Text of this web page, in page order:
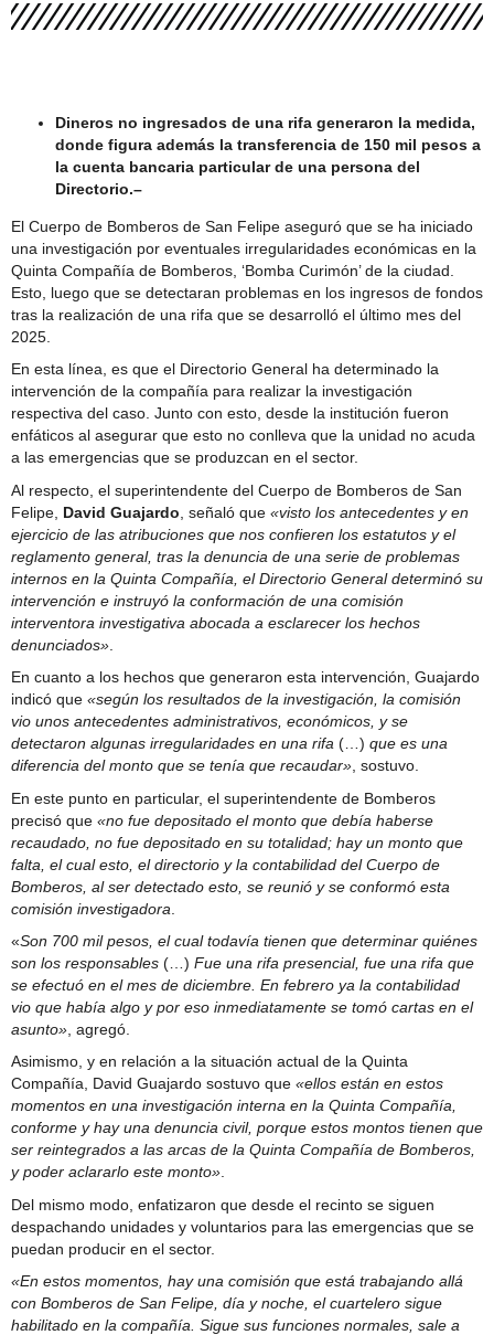
con gran presencia de hinchas
Dineros no ingresados de una rifa generaron la medida,
donde figura además la transferencia de 150 mil pesos a
la cuenta bancaria particular de una persona del
Directorio.–
El Cuerpo de Bomberos de San Felipe aseguró que se ha iniciado
una investigación por eventuales irregularidades económicas en la
Quinta Compañía de Bomberos, ‘Bomba Curimón’ de la ciudad.
Esto, luego que se detectaran problemas en los ingresos de fondos
tras la realización de una rifa que se desarrolló el último mes del
2025.
En esta línea, es que el Directorio General ha determinado la
intervención de la compañía para realizar la investigación
respectiva del caso. Junto con esto, desde la institución fueron
enfáticos al asegurar que esto no conlleva que la unidad no acuda
a las emergencias que se produzcan en el sector.
Al respecto, el superintendente del Cuerpo de Bomberos de San
Felipe, David Guajardo , señaló que «visto los antecedentes y en
ejercicio de las atribuciones que nos confieren los estatutos y el
reglamento general, tras la denuncia de una serie de problemas
internos en la Quinta Compañía, el Directorio General determinó su
intervención e instruyó la conformación de una comisión
interventora investigativa abocada a esclarecer los hechos
denunciados»
En cuanto a los hechos que generaron esta intervención, Guajardo
indicó que «según los resultados de la investigación, la comisión
vio unos antecedentes administrativos, económicos, y se
detectaron algunas irregularidades en una rifa (…) que es una
diferencia del monto que se tenía que recaudar» , sostuvo.
En este punto en particular, el superintendente de Bomberos
precisó que «no fue depositado el monto que debía haberse
recaudado, no fue depositado en su totalidad; hay un monto que
falta, el cual esto, el directorio y la contabilidad del Cuerpo de
Bomberos, al ser detectado esto, se reunió y se conformó esta
comisión investigadora
«Son 700 mil pesos, el cual todavía tienen que determinar quiénes
son los responsables (…) Fue una rifa presencial, fue una rifa que
se efectuó en el mes de diciembre. En febrero ya la contabilidad
vio que había algo y por eso inmediatamente se tomó cartas en el
asunto» , agregó.
Asimismo, y en relación a la situación actual de la Quinta
Compañía, David Guajardo sostuvo que «ellos están en estos
momentos en una investigación interna en la Quinta Compañía,
conforme y hay una denuncia civil, porque estos montos tienen que
ser reintegrados a las arcas de la Quinta Compañía de Bomberos,
y poder aclararlo este monto».
Del mismo modo, enfatizaron que desde el recinto se siguen
despachando unidades y voluntarios para las emergencias que se
puedan producir en el sector.
«En estos momentos, hay una comisión que está trabajando allá
con Bomberos de San Felipe, día y noche, el cuartelero sigue
habilitado en la compañía. Sigue sus funciones normales, sale a